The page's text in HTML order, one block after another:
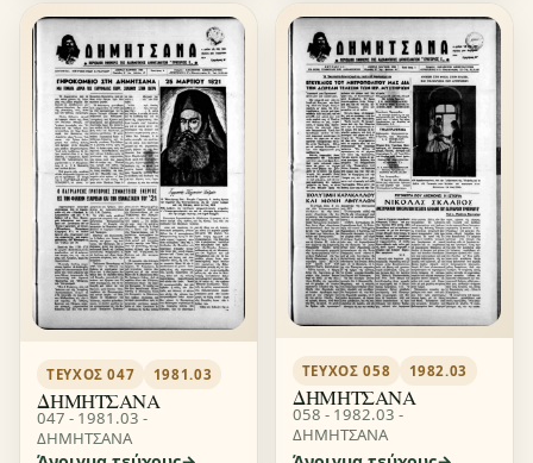
ΤΕΎΧΟΣ 047 1981.03
ΔΗΜΗΤΣΑΝΑ
047 - 1981.03 -
ΔΗΜΗΤΣΑΝΑ
ΤΕΎΧΟΣ 058 1982.03
ΔΗΜΗΤΣΑΝΑ
058 - 1982.03 -
ΔΗΜΗΤΣΑΝΑ